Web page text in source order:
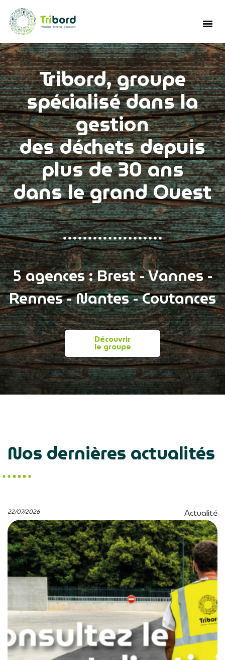
Tribord, groupe
spécialisé dans la
gestion
des déchets depuis
plus de 30 ans
dans le grand Ouest
5 agences : Brest - Vannes -
Rennes - Nantes - Coutances
Découvrir
le groupe
Nos dernières actualités
22/07/2026 Actualité